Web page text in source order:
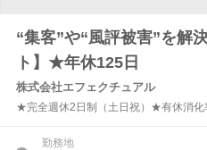
“集客”や“風評被害”を解
ト】★年休125日
株式会社エフェクチュアル
★完全週休2日制（土日祝）★有休消
勤務地